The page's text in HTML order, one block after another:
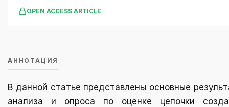
OPEN ACCESS ARTICLE
АННОТАЦИЯ
В данной статье представлены основные
анализа и опроса по оценке цепочки